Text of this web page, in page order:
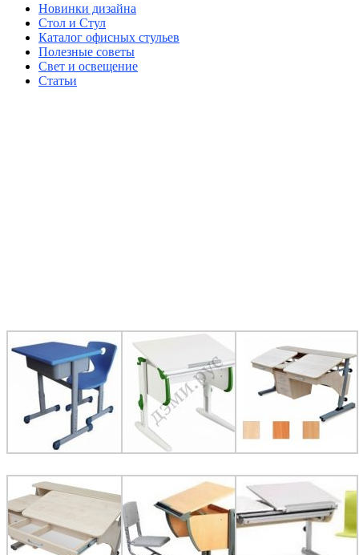
Новинки дизайна
Стол и Стул
Каталог офисных стульев
Полезные советы
Свет и освещение
Статьи